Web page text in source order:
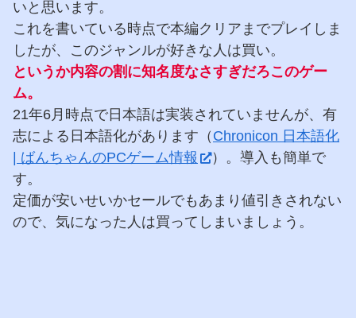
いと思います。
これを書いている時点で本編クリアまでプレイしま
したが、このジャンルが好きな人は買い。
というか内容の割に知名度なさすぎだろこのゲー
ム。
21年6月時点で日本語は実装されていませんが、有
志による日本語化があります（ Chronicon 日本語化
| ばんちゃんのPCゲーム情報
）。導入も簡単で
す。
定価が安いせいかセールでもあまり値引きされない
ので、気になった人は買ってしまいましょう。